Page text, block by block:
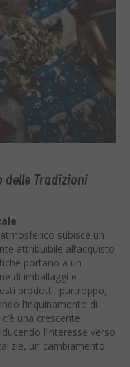
delle Tradizioni
subisce un
attribuibile all’acquisto
portano a un
di imballaggi e
prodotti, purtroppo,
l’inquinamento di
una crescente
l’interesse verso
un cambiamento